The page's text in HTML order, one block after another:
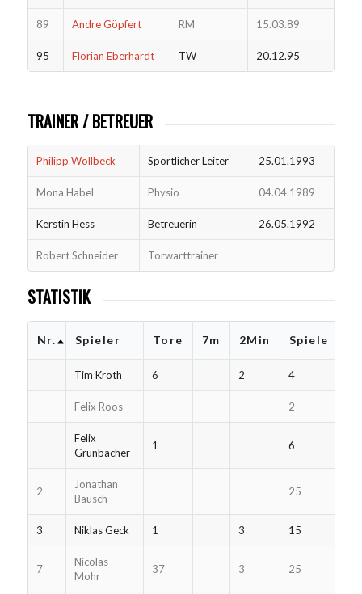
89 Andre Göpfert RM 15.03.89
95 Florian Eberhardt TW 20.12.95
TRAINER / BETREUER
Philipp Wollbeck Sportlicher Leiter 25.01.1993
Mona Habel Physio 04.04.1989
Kerstin Hess Betreuerin 26.05.1992
Robert Schneider Torwarttrainer
STATISTIK
Nr. Spieler Tore 7m 2Min Spiele
Tim Kroth 6 2 4
Felix Roos 2
Felix
Grünbacher
1 6
2
Jonathan
Bausch
25
3 Niklas Geck 1 3 15
7
Nicolas
Mohr
37 3 25